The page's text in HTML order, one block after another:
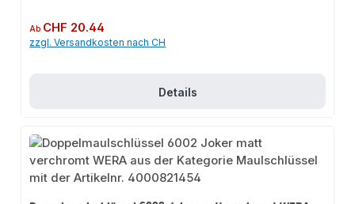
Regulärer Preis:
Ab CHF 20.44
zzgl. Versandkosten nach CH
Details